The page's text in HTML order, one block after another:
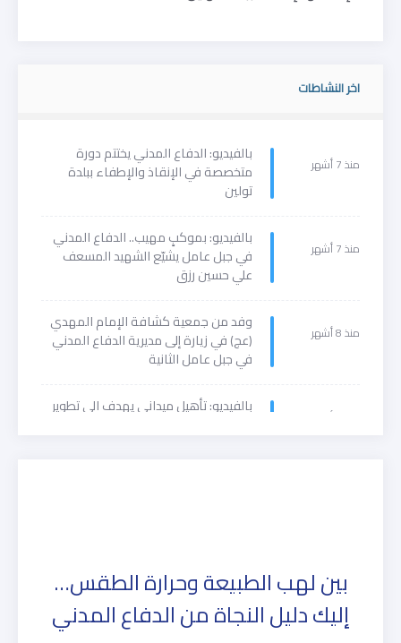
اخر النشاطات
منذ 7 أشهر بالفيديو: الدفاع المدني يختتم دورة
متخصصة في الإنقاذ والإطفاء ببلدة
تولين
منذ 7 أشهر بالفيديو: بموكبٍ مهيب.. الدفاع المدني
في جبل عامل يشيّع الشهيد المسعف
علي حسين رزق
منذ 8 أشهر وفد من جمعية كشافة الإمام المهدي
(عج) في زيارة إلى مديرية الدفاع المدني
في جبل عامل الثانية
بالفيديو: تأهيل ميداني يهدف الى تطوير
بين لهب الطبيعة وحرارة الطقس…
إليك دليل النجاة من الدفاع المدني